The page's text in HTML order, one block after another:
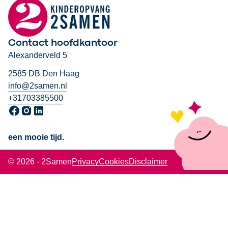
Contact hoofdkantoor
Alexanderveld 5
2585 DB Den Haag
info@2samen.nl
+31703385500
Ga naar onze Facebook pagina, opent in een nieuw venster
Ga naar onze Instagram pagina, opent in een nieuw
Ga naar onze LinkedIn pagina, opent in een nieuw
een mooie tijd.
© 2026 - 2SamenPrivacyCookiesDisclaimer